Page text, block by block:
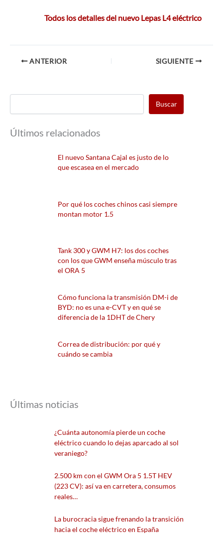
Todos los detalles del nuevo Lepas L4 eléctrico
ANTERIOR SIGUIENTE
Buscar
Últimos relacionados
El nuevo Santana Cajal es justo de lo
que escasea en el mercado
Por qué los coches chinos casi siempre
montan motor 1.5
Tank 300 y GWM H7: los dos coches
con los que GWM enseña músculo tras
el ORA 5
Cómo funciona la transmisión DM-i de
BYD: no es una e-CVT y en qué se
diferencia de la 1DHT de Chery
Correa de distribución: por qué y
cuándo se cambia
Últimas noticias
¿Cuánta autonomía pierde un coche
eléctrico cuando lo dejas aparcado al sol
veraniego?
2.500 km con el GWM Ora 5 1.5T HEV
(223 CV): así va en carretera, consumos
reales…
La burocracia sigue frenando la transición
hacia el coche eléctrico en España